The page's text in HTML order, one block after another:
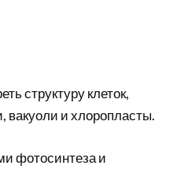
структуру клеток,
вакуоли и хлоропласты.
фотосинтеза и